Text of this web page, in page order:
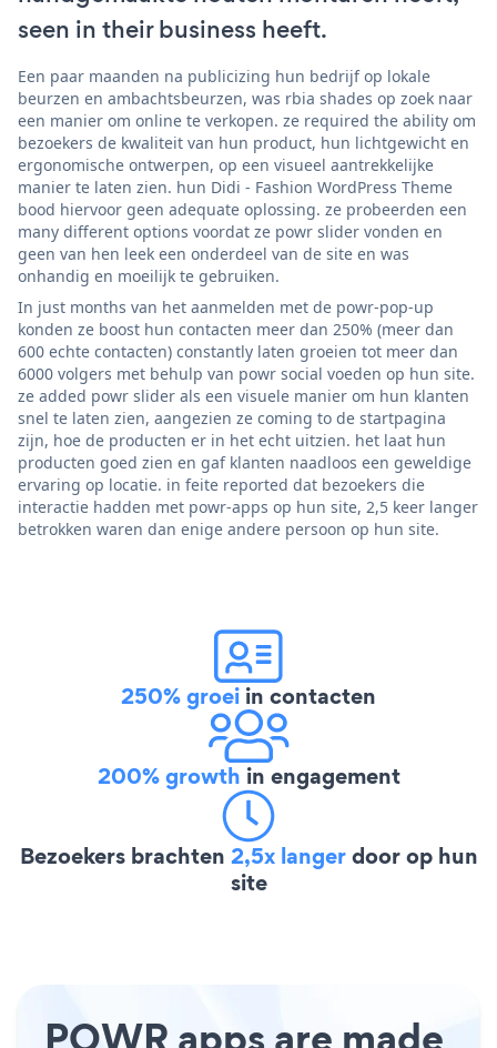
seen in their business heeft.
Een paar maanden na publicizing hun bedrijf op lokale
beurzen en ambachtsbeurzen, was rbia shades op zoek naar
een manier om online te verkopen. ze required the ability om
bezoekers de kwaliteit van hun product, hun lichtgewicht en
ergonomische ontwerpen, op een visueel aantrekkelijke
manier te laten zien. hun Didi - Fashion WordPress Theme
bood hiervoor geen adequate oplossing. ze probeerden een
many different options voordat ze powr slider vonden en
geen van hen leek een onderdeel van de site en was
onhandig en moeilijk te gebruiken.
In just months van het aanmelden met de powr-pop-up
konden ze boost hun contacten meer dan 250% (meer dan
600 echte contacten) constantly laten groeien tot meer dan
6000 volgers met behulp van powr social voeden op hun site.
ze added powr slider als een visuele manier om hun klanten
snel te laten zien, aangezien ze coming to de startpagina
zijn, hoe de producten er in het echt uitzien. het laat hun
producten goed zien en gaf klanten naadloos een geweldige
ervaring op locatie. in feite reported dat bezoekers die
interactie hadden met powr-apps op hun site, 2,5 keer langer
betrokken waren dan enige andere persoon op hun site.
250% groei in contacten
200% growth in engagement
Bezoekers brachten 2,5x langerdoor op hun
site